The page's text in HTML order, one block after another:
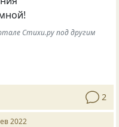
Стихи.ру под другим
2
2022